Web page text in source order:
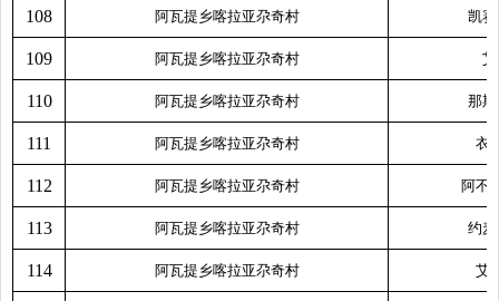
108 阿瓦提乡喀拉亚尕奇村 凯赛
109 阿瓦提乡喀拉亚尕奇村 艾
110 阿瓦提乡喀拉亚尕奇村 那斯
111 阿瓦提乡喀拉亚尕奇村 衣
112 阿瓦提乡喀拉亚尕奇村 阿不
113 阿瓦提乡喀拉亚尕奇村 约麦
114 阿瓦提乡喀拉亚尕奇村 艾